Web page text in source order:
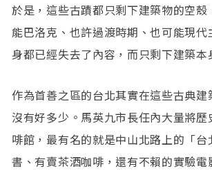
於是，這些古蹟都只剩下建築物的空殼
能巴洛克、也許過渡時期、也可能現代
身都已經失去了內容，而只剩下建築本
作為首善之區的台北其實在這些古典建
沒有好多少。馬英九市長任內大量將歷
啡館，最有名的就是中山北路上的「台
書、有賣茶酒咖啡，還有不賴的實驗電